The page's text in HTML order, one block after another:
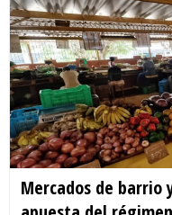
Mercados de barrio